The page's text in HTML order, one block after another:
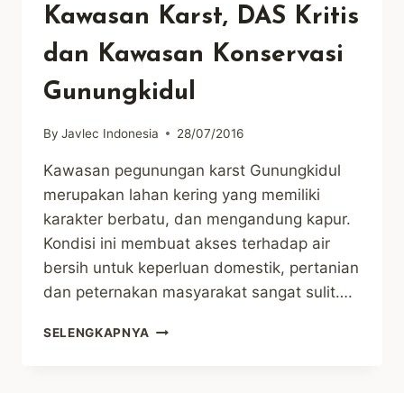
Kawasan Karst, DAS Kritis
dan Kawasan Konservasi
Gunungkidul
By Javlec Indonesia 28/07/2016
Kawasan pegunungan karst Gunungkidul
merupakan lahan kering yang memiliki
karakter berbatu, dan mengandung kapur.
Kondisi ini membuat akses terhadap air
bersih untuk keperluan domestik, pertanian
dan peternakan masyarakat sangat sulit….
SELENGKAPNYA BUAH-